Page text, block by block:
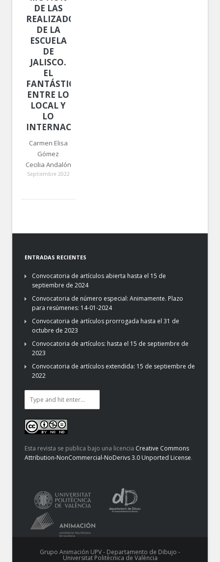
DE LAS
REALIZADORAS
DE LA
ESCUELA
DE
JALISCO.
EL
FANTÁSTICO
ENTRE LO
LOCAL Y
LO
INTERNACIONAL
Carmen Elisa
Gómez
Cecilia Andalón
Septiembre 2022
ENTRADAS RECIENTES
Convocatoria de artículos abierta hasta el 15 de
septiembre de 2024
Convocatoria de número especial: Animamente. Plazo
para resúmenes: 14-01-2024
Convocatoria de artículos prorrogada hasta el 31 de
octubre de 2023
Convocatoria de artículos: hasta el 15 de septiembre de
2023
Convocatoria de artículos extendida: 15 de septiembre de
2022
Esta revista se publica bajo una licencia Creative Commons
Attribution-NonCommercial-NoDerivs 3.0 Unported License.
Grupo Animación UPV - Departamento de Dibujo -
Universitat Politècnica de València